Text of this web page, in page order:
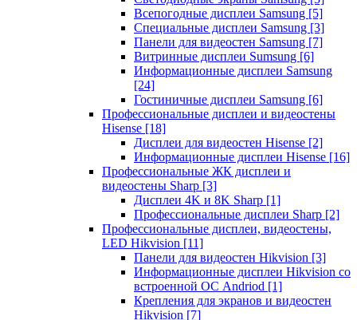
Всепогодные дисплеи Samsung [5]
Специальные дисплеи Samsung [3]
Панели для видеостен Samsung [7]
Витринные дисплеи Sumsung [6]
Информационные дисплеи Samsung
[24]
Гостиничные дисплеи Samsung [6]
Профессиональные дисплеи и видеостены
Hisense [18]
Дисплеи для видеостен Hisense [2]
Информационные дисплеи Hisense [16]
Профессиональные ЖК дисплеи и
видеостены Sharp [3]
Дисплеи 4K и 8K Sharp [1]
Профессиональные дисплеи Sharp [2]
Профессиональные дисплеи, видеостены,
LED Hikvision [11]
Панели для видеостен Hikvision [3]
Информационные дисплеи Hikvision со
встроенной ОС Andriod [1]
Крепления для экранов и видеостен
Hikvision [7]